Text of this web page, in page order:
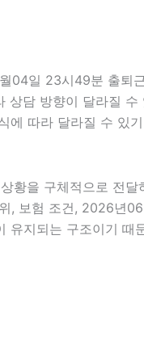
일 23시49분 출퇴
상담 방향이 달라질
따라 달라질 수 있
황을 구체적으로 전
, 보험 조건, 2026년
지되는 구조이기 때